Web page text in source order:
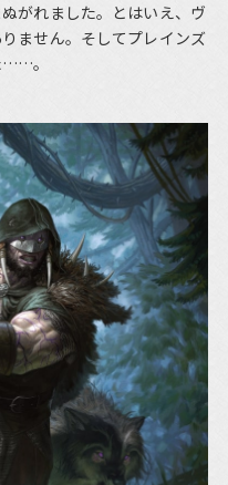
がれました。とはいえ、ヴ
ません。そしてプレインズ
……。